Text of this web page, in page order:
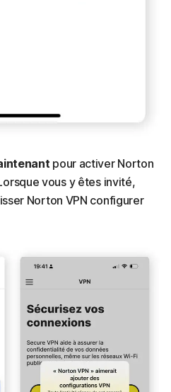
pour activer Norton
vous y êtes invité,
Norton VPN configurer